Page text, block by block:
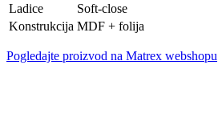
Ladice
Soft-close
Konstrukcija MDF + folija
Pogledajte proizvod na Matrex webshopu